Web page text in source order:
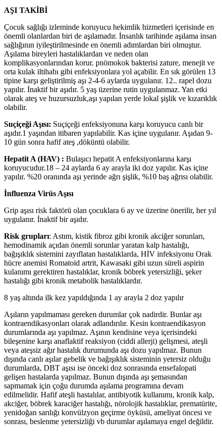
AŞI TAKİBİ
Çocuk sağlığı izleminde koruyucu hekimlik hizmetleri içerisinde en
önemli olanlardan biri de aşılamadır. İnsanlık tarihinde aşılama insan
sağlığının iyileştirilmesinde en önemli adımlardan biri olmuştur.
Aşılama bireyleri hastalıklardan ve neden olan
komplikasyonlarından korur. pnömokok bakterisi zature, menejit ve
orta kulak iltihabı gibi enfeksiyonlara yol açabilir. En sık görülen 13
tipine karşı geliştirilmiş aşı 2-4-6 aylarda uygulanır. 12.. rapel dozu
yapılır. İnaktif bir aşıdır. 5 yaş üzerine rutin uygulanmaz. Yan etki
olarak ateş ve huzursuzluk,aşı yapılan yerde lokal şişlik ve kızarıklık
olabilir.
Suçiçeği Aşısı: Suçiçeği enfeksiyonuna karşı koruyucu canlı bir
aşıdır.1 yaşından itibaren yapılabilir. Kas içine uygulanır. Aşıdan 9-
10 gün sonra hafif ateş ,döküntü olabilir.
Hepatit A (HAV) : Bulaşıcı hepatit A enfeksiyonlarına karşı
koruyucudur.18 – 24 aylarda 6 ay arayla iki doz yapılır. Kas içine
yapılır. %20 oranında aşı yerinde ağrı şişlik, %10 baş ağrısı olabilir.
İnfluenza Virüs Aşısı
Grip aşısı risk faktörü olan çocuklara 6 ay ve üzerine önerilir, her yıl
uygulanır. İnaktif bir aşıdır.
Risk grupları: Astım, kistik fibroz gibi kronik akciğer sorunları,
hemodinamik açıdan önemli sorunlar yaratan kalp hastalığı,
bağışıklık sistemini zayıflatan hastalıklarda, HİV infeksiyonu Orak
hücre anemisi Romatoid artrit, Kawasaki gibi uzun süreli aspirin
kulanımı gerektiren hastalıklar, kronik böbrek yetersizliği, şeker
hastalığı gibi kronik metabolik hastalıklardır.
8 yaş altında ilk kez yapıldığında 1 ay arayla 2 doz yapılır
Aşıların yapılmaması gereken durumlar çok nadirdir. Bunlar aşı
kontraendikasyonları olarak adlandırılır. Kesin kontraendikasyon
durumlarında aşı yapılmaz. Aşının kendisine veya içerisindeki
bileşenine karşı anaflaktif reaksiyon (ciddi allerji) gelişmesi, ateşli
veya ateşsiz ağır hastalık durumunda aşı dozu yapılmaz. Bunun
dışında canlı aşılar gebelik ve bağışıklık sisteminin yetersiz olduğu
durumlarda, DBT aşısı ise önceki doz sonrasında ensefalopati
gelişen hastalarda yapılmaz. Bunun dışında aşı şemasından
sapmamak için çoğu durumda aşılama programına devam
edilmelidir. Hafif ateşli hastalılar, antibiyotik kullanımı, kronik kalp,
akciğer, böbrek karaciğer hastalığı, nörolojik hastalıklar, prematürite,
yenidoğan sarılığı konvülzyon geçirme öyküsü, ameliyat öncesi ve
sonrası, beslenme yetersizliği vb durumlar aşılamaya engel değildir.